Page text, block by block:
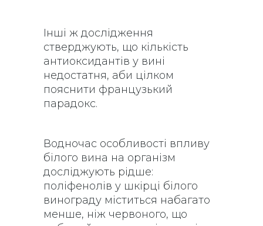
Інші ж дослідження
стверджують, що кількість
антиоксидантів у вині
недостатня, аби цілком
пояснити французький
парадокс.
Водночас особливості впливу
білого вина на організм
досліджують рідше:
поліфенолів у шкірці білого
винограду міститься набагато
менше, ніж червоного, що